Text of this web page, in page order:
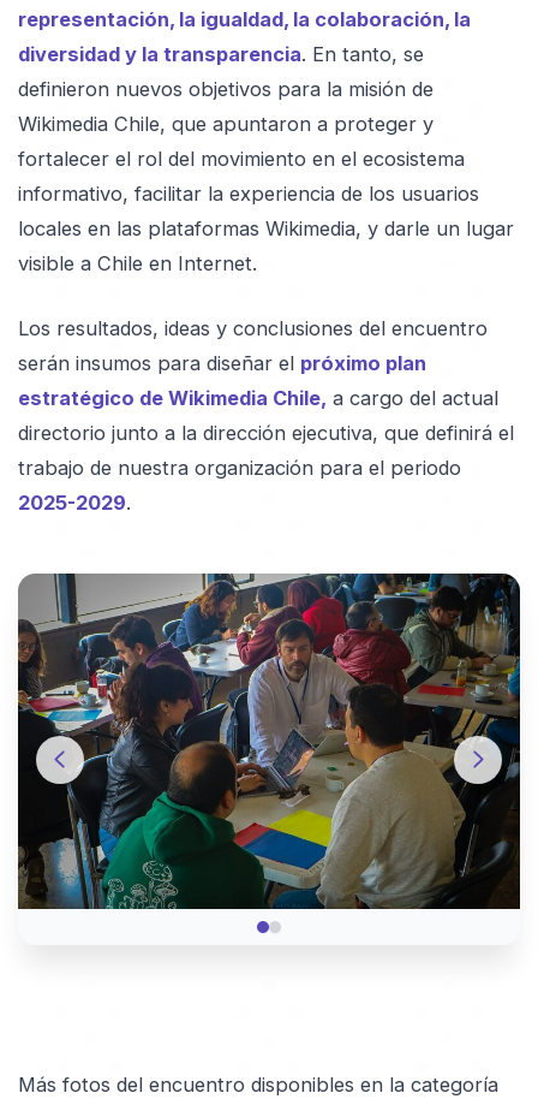
representación, la igualdad, la colaboración, la
diversidad y la transparencia. En tanto, se
definieron nuevos objetivos para la misión de
Wikimedia Chile, que apuntaron a proteger y
fortalecer el rol del movimiento en el ecosistema
informativo, facilitar la experiencia de los usuarios
locales en las plataformas Wikimedia, y darle un lugar
visible a Chile en Internet.
Los resultados, ideas y conclusiones del encuentro
serán insumos para diseñar el próximo plan
estratégico de Wikimedia Chile, a cargo del actual
directorio junto a la dirección ejecutiva, que definirá el
trabajo de nuestra organización para el periodo
2025-2029.
Más fotos del encuentro disponibles en la categoría